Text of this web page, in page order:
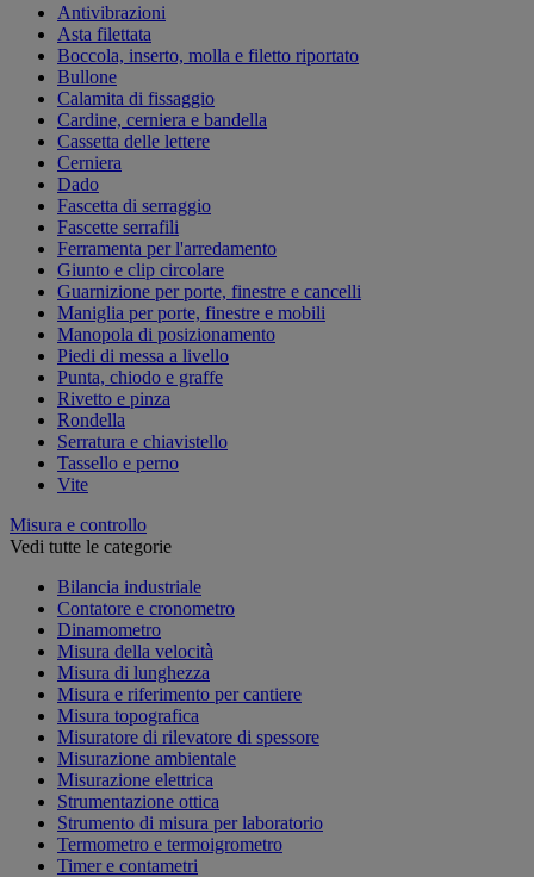
Antivibrazioni
Asta filettata
Boccola, inserto, molla e filetto riportato
Bullone
Calamita di fissaggio
Cardine, cerniera e bandella
Cassetta delle lettere
Cerniera
Dado
Fascetta di serraggio
Fascette serrafili
Ferramenta per l'arredamento
Giunto e clip circolare
Guarnizione per porte, finestre e cancelli
Maniglia per porte, finestre e mobili
Manopola di posizionamento
Piedi di messa a livello
Punta, chiodo e graffe
Rivetto e pinza
Rondella
Serratura e chiavistello
Tassello e perno
Vite
Misura e controllo
Vedi tutte le categorie
Bilancia industriale
Contatore e cronometro
Dinamometro
Misura della velocità
Misura di lunghezza
Misura e riferimento per cantiere
Misura topografica
Misuratore di rilevatore di spessore
Misurazione ambientale
Misurazione elettrica
Strumentazione ottica
Strumento di misura per laboratorio
Termometro e termoigrometro
Timer e contametri